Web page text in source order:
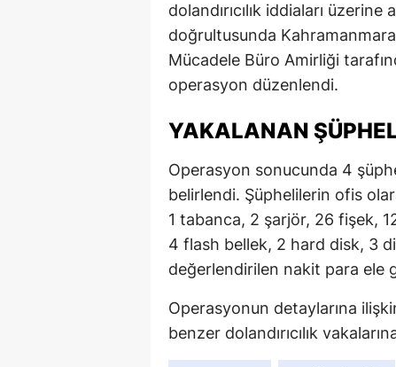
dolandırıcılık iddiaları
doğrultusunda
Mücadele Büro Amirliği
operasyon düzenlendi.
YAKALANAN
Operasyon sonucunda 4
belirlendi. Şüphelilerin ofis
1 tabanca, 2 şarjör, 26 fişek,
4 flash bellek, 2 hard disk, 3
değerlendirilen nakit para ele
Operasyonun detaylarına
benzer dolandırıcılık